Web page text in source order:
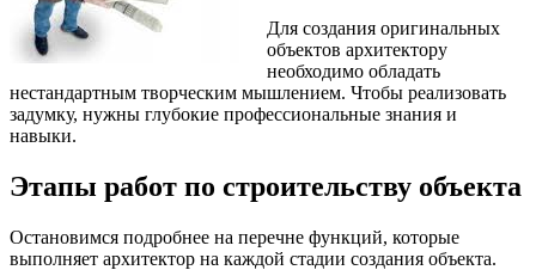
Для создания оригинальных
объектов архитектору
необходимо обладать
нестандартным творческим мышлением. Чтобы реализовать
задумку, нужны глубокие профессиональные знания и
навыки.
Этапы работ по строительству объекта
Остановимся подробнее на перечне функций, которые
выполняет архитектор на каждой стадии создания объекта.